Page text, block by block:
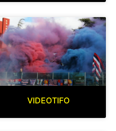
VIDEOTIFO